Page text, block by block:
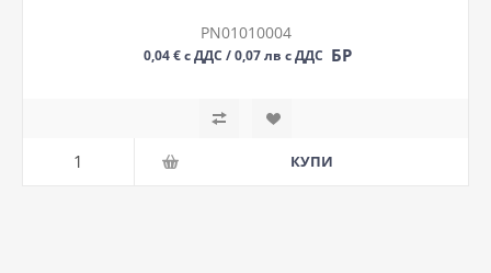
PN01010004
0,04 € с ДДС / 0,07 лв с ДДС БР